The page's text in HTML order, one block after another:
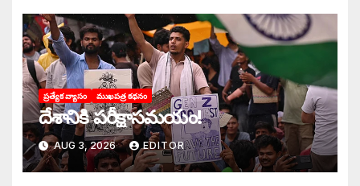
ప్రత్యేక వ్యాసం ముఖపత్ర కథనం
దేశానికి పరీక్షాసమయం!
AUG 3, 2026 EDITOR